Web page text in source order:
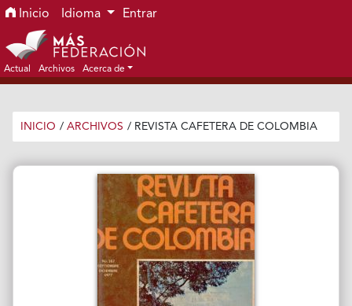
Ir al menú de navegación principal
Ir al contenido principal
Ir al pie de página del sitio
Inicio Idioma Entrar
Actual Archivos Acerca de
INICIO / ARCHIVOS / REVISTA CAFETERA DE COLOMBIA